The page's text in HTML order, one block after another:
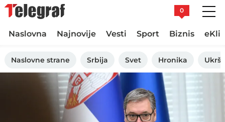
0
Naslovna Najnovije Vesti Sport Biznis
Naslovne strane Srbija Svet Hronika